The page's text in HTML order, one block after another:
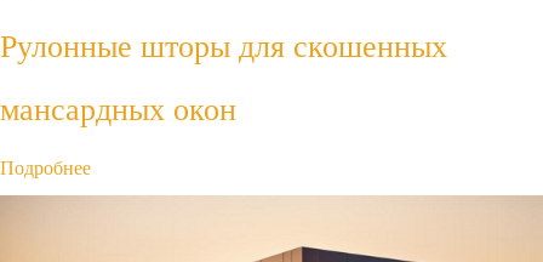
Рулонные шторы для скошенных
мансардных окон
Подробнее